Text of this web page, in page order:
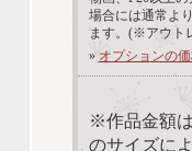
場合には通常よ
ます。(※アウト
» オプションの
※作品金額
のサイズに